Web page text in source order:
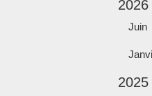
2026
Juin
2025